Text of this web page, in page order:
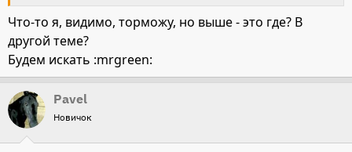
Что-то я, видимо, торможу, но выше - это где? В
другой теме?
Будем искать :mrgreen:
Pavel
Новичок